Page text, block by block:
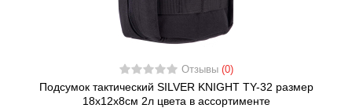
Отзывы (0)
Подсумок тактический SILVER KNIGHT TY-32 размер
18х12х8см 2л цвета в ассортименте